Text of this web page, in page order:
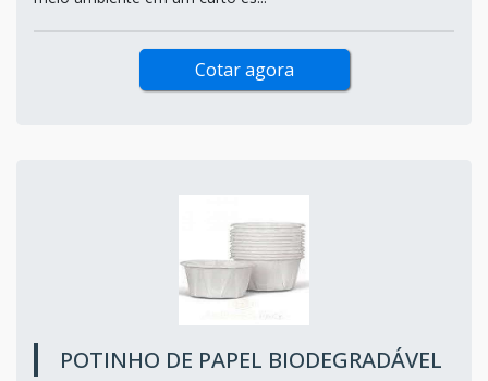
Cotar agora
POTINHO DE PAPEL BIODEGRADÁVEL